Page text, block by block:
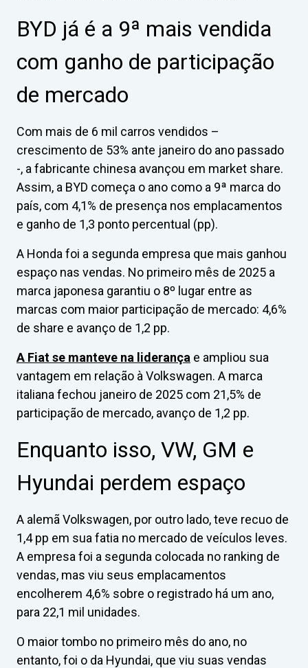
BYD já é a 9ª mais vendida
com ganho de participação
de mercado
Com mais de 6 mil carros vendidos –
crescimento de 53% ante janeiro do ano passado
-, a fabricante chinesa avançou em market share.
Assim, a BYD começa o ano como a 9ª marca do
país, com 4,1% de presença nos emplacamentos
e ganho de 1,3 ponto percentual (pp).
A Honda foi a segunda empresa que mais ganhou
espaço nas vendas. No primeiro mês de 2025 a
marca japonesa garantiu o 8º lugar entre as
marcas com maior participação de mercado: 4,6%
de share e avanço de 1,2 pp.
A Fiat se manteve na liderança e ampliou sua
vantagem em relação à Volkswagen. A marca
italiana fechou janeiro de 2025 com 21,5% de
participação de mercado, avanço de 1,2 pp.
Enquanto isso, VW, GM e
Hyundai perdem espaço
A alemã Volkswagen, por outro lado, teve recuo de
1,4 pp em sua fatia no mercado de veículos leves.
A empresa foi a segunda colocada no ranking de
vendas, mas viu seus emplacamentos
encolherem 4,6% sobre o registrado há um ano,
para 22,1 mil unidades.
O maior tombo no primeiro mês do ano, no
entanto, foi o da Hyundai, que viu suas vendas